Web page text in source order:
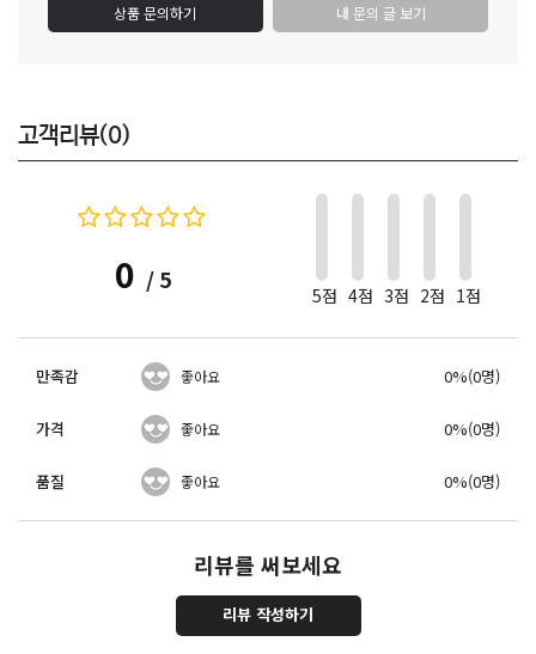
상품 문의하기 내 문의 글 보기
고객리뷰(0)
0 / 5
5점 4점 3점 2점 1점
만족감 좋아요 0%(0명)
가격 좋아요 0%(0명)
품질 좋아요 0%(0명)
리뷰를 써보세요
리뷰 작성하기